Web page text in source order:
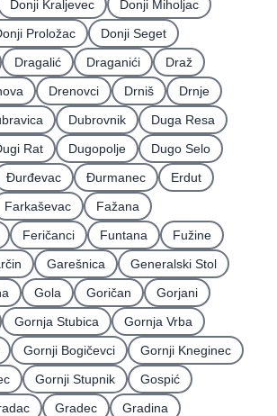
Donji Kraljevec
Donji Miholjac
Proložac
Donji Seget
Dragalić Draganići
Draž
Drenovci Drniš
Drnje
Dubrovnik
Duga Resa
Rat Dugopolje
Dugo Selo
Ðurđevac Ðurmanec
Erdut
Farkaševac
Fažana
Feričanci Funtana
Fužine
Garešnica
Generalski Stol
Gola Goričan
Gorjani
Gornja Stubica
Gornja Vrba
Gornji Bogičevci
Gornji Kneginec
Gornji Stupnik
Gospić
Gradec Gradina